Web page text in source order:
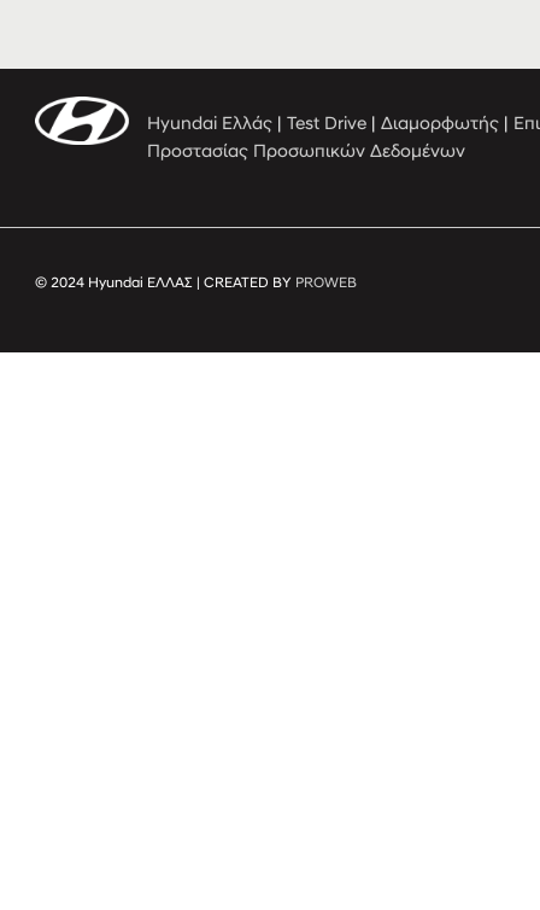
Hyundai Ελλάς |Test Drive |Διαμορφωτής
Προστασίας Προσωπικών Δεδομένων
© 2024 Hyundai ΕΛΛΑΣ | CREATED BY PROWEB